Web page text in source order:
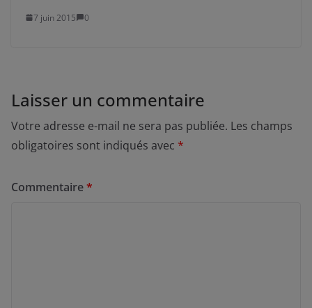
7 juin 2015 0
Laisser un commentaire
Votre adresse e-mail ne sera pas publiée. Les champs
obligatoires sont indiqués avec *
Commentaire*